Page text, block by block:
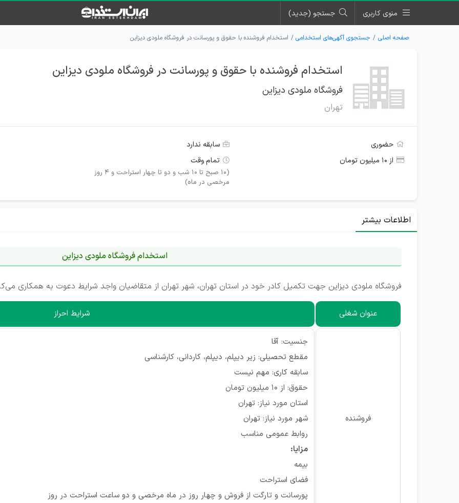
منوی کاربری جستجو (جدید)
صفحه اصلی جستجوی آگهی‌های استخدامی استخدام فروشنده با حقوق و پورسانت در فروشگاه ملودی دیزاین
استخدام فروشنده با حقوق و پورسانت در فروشگاه ملودی دیزاین
فروشگاه ملودی دیزاین
تهران
حضوری
سابقه ندارد
از ۱۰ میلیون تومان
تمام وقت
(۱۰ صبح تا ۱۰ شب و دو تا چهار استراحت و ۴ روز
مرخصی در ماه)
اطلاعات بیشتر
استخدام فروشگاه ملودی دیزاین
فروشگاه ملودی دیزاین جهت تکمیل کادر خود در استان تهران، شهر تهران از متقاضیان واجد شرایط دعوت به همکاری
عنوان شغلی شرایط احراز
فروشنده
جنسیت: آقا
مقطع تحصیلی: زیر دیپلم، دیپلم، کاردانی، کارشناسی
سابقه کاری: مهم نیست
حقوق: از ۱۰ میلیون تومان
استان مورد نیاز: تهران
شهر مورد نیاز: تهران
روابط عمومی مناسب
مزایا:
بیمه
فضای استراحت
پورسانت و تارگت از فروش و چهار روز در ماه مرخصی و دو ساعت استراحت در روز